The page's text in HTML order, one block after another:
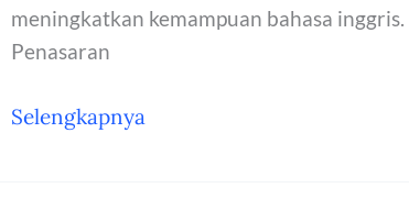
meningkatkan kemampuan bahasa inggris.
Penasaran
10
Selengkapnya